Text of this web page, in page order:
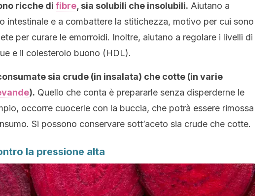
ricche di fibre , sia solubili che insolubili. Aiutano a
intestinale e a combattere la stitichezza, motivo per cui sono
per curare le emorroidi. Inoltre, aiutano a regolare i livelli di
e il colesterolo buono (HDL).
sia crude (in insalata) che cotte (in varie
). Quello che conta è prepararle senza disperderne le
occorre cuocerle con la buccia, che potrà essere rimossa
Si possono conservare sott’aceto sia crude che cotte.
la pressione alta